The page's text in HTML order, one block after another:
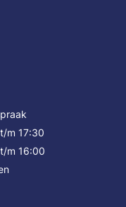
m 17:30
m 16:00